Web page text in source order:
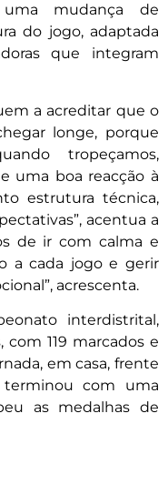
mudança de
do jogo, adaptada
que integram
a acreditar que o
longe, porque
tropeçamos,
uma boa reacção à
estrutura técnica,
acentua a
de ir com calma e
a cada jogo e gerir
acrescenta.
interdistrital,
119 marcados e
em casa, frente
terminou com uma
as medalhas de